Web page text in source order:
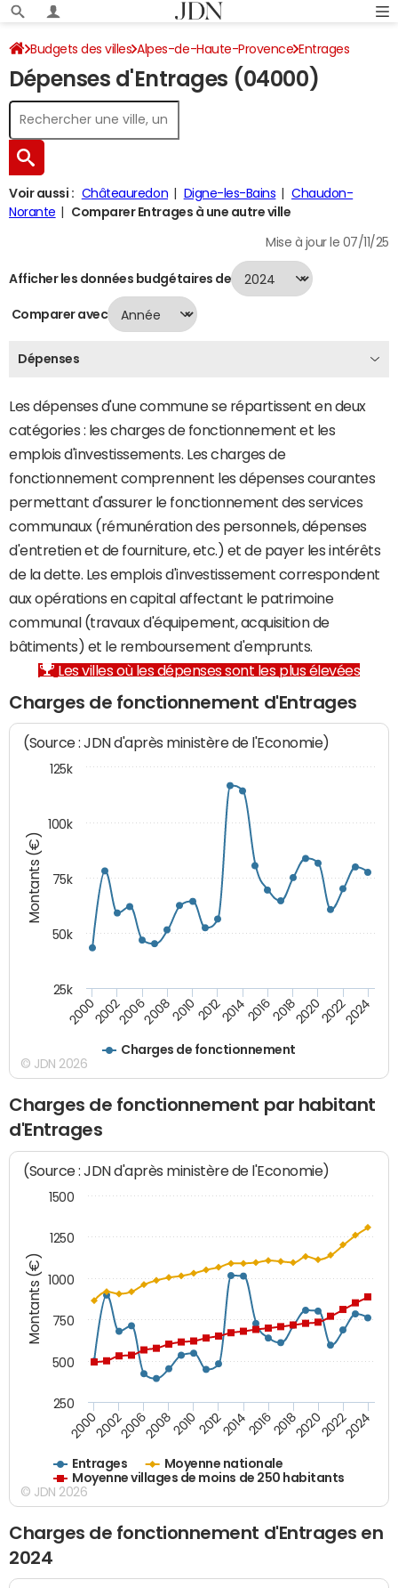
Budgets des villes Alpes-de-Haute-Provence Entrages
Dépenses 2024
Dépenses d'Entrages (04000)
Voir aussi : Châteauredon Digne-les-Bains
Chaudon-
Norante
Comparer Entrages à une autre ville
Mise à jour le 07/11/25
Afficher les données budgétaires de
Comparer avec
Dépenses
Les dépenses d'une commune se répartissent en deux
catégories : les charges de fonctionnement et les
emplois d'investissements. Les charges de
fonctionnement comprennent les dépenses courantes
permettant d'assurer le fonctionnement des services
communaux (rémunération des personnels, dépenses
d'entretien et de fourniture, etc.) et de payer les intérêts
de la dette. Les emplois d'investissement correspondent
aux opérations en capital affectant le patrimoine
communal (travaux d'équipement, acquisition de
bâtiments) et le remboursement d'emprunts.
Les villes où les dépenses sont les plus élevées
Charges de fonctionnement d'Entrages
Montants (€)
(Source : JDN d'après ministère de l'Economie)
Charges de fonctionnement
200020022006200820102012201420162018202020222024
100k
25k
50k
75k
125k
© JDN 2026
Charges de fonctionnement par habitant
d'Entrages
Montants (€)
(Source : JDN d'après ministère de l'Economie)
Entrages
Moyenne nationale
Moyenne villages de moins de 250 habitants
200020022006200820102012201420162018202020222024
250
500
750
1000
1250
1500
© JDN 2026
Charges de fonctionnement d'Entrages en
2024